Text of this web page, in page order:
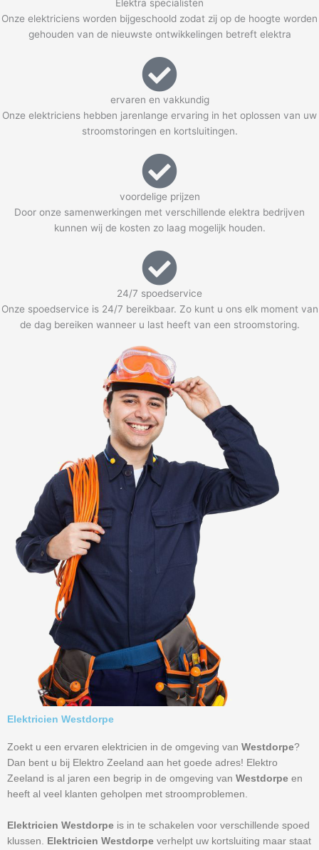
Elektra specialisten
Onze elektriciens worden bijgeschoold zodat zij op de hoogte worden
gehouden van de nieuwste ontwikkelingen betreft elektra
ervaren en vakkundig
Onze elektriciens hebben jarenlange ervaring in het oplossen van uw
stroomstoringen en kortsluitingen.
voordelige prijzen
Door onze samenwerkingen met verschillende elektra bedrijven
kunnen wij de kosten zo laag mogelijk houden.
24/7 spoedservice
Onze spoedservice is 24/7 bereikbaar. Zo kunt u ons elk moment van
de dag bereiken wanneer u last heeft van een stroomstoring.
Elektricien Westdorpe
Zoekt u een ervaren elektricien in de omgeving van Westdorpe?
Dan bent u bij Elektro Zeeland aan het goede adres! Elektro
Zeeland is al jaren een begrip in de omgeving van Westdorpe en
heeft al veel klanten geholpen met stroomproblemen.
Elektricien Westdorpe is in te schakelen voor verschillende spoed
klussen. Elektricien Westdorpe verhelpt uw kortsluiting maar staat